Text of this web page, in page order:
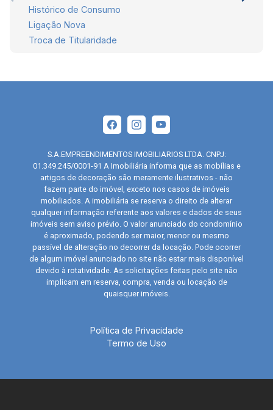
Histórico de Consumo
Ligação Nova
Troca de Titularidade
S.A.EMPREENDIMENTOS IMOBILIARIOS LTDA. CNPJ:
01.349.245/0001-91 A Imobiliária informa que as mobílias e
artigos de decoração são meramente ilustrativos - não
fazem parte do imóvel, exceto nos casos de imóveis
mobiliados. A imobiliária se reserva o direito de alterar
qualquer informação referente aos valores e dados de seus
imóveis sem aviso prévio. O valor anunciado do condomínio
é aproximado, podendo ser maior, menor ou mesmo
passível de alteração no decorrer da locação. Pode ocorrer
de algum imóvel anunciado no site não estar mais disponível
devido à rotatividade. As solicitações feitas pelo site não
implicam em reserva, compra, venda ou locação de
quaisquer imóveis.
Política de Privacidade
Termo de Uso